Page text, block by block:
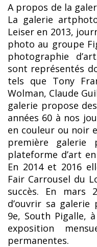
A propos de la
La galerie
Leiser en 2013,
photo au groupe
photographie
sont représentés
tels que Tony
Wolman, Claude
galerie propose
années 60 à nos
en couleur ou noir
première galerie
plateforme d’art
En 2014 et 2016
Fair Carrousel du
succès. En mars
d’ouvrir sa
9e, South Pigalle,
exposition
permanentes.